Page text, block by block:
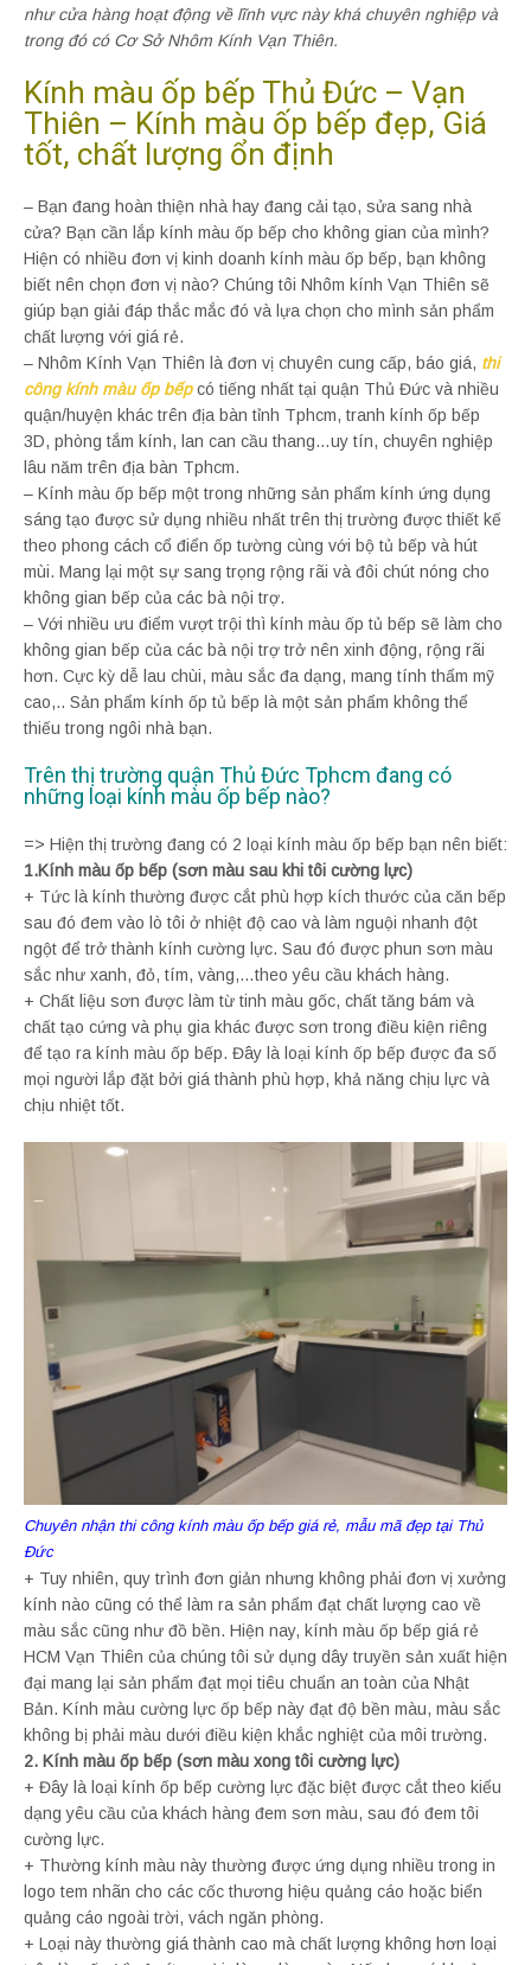
như cửa hàng hoạt động về lĩnh vực này khá chuyên nghiệp và
trong đó có Cơ Sở Nhôm Kính Vạn Thiên.
Kính màu ốp bếp Thủ Đức – Vạn
Thiên – Kính màu ốp bếp đẹp, Giá
tốt, chất lượng ổn định
– Bạn đang hoàn thiện nhà hay đang cải tạo, sửa sang nhà
cửa? Bạn cần lắp kính màu ốp bếp cho không gian của mình?
Hiện có nhiều đơn vị kinh doanh kính màu ốp bếp, bạn không
biết nên chọn đơn vị nào? Chúng tôi Nhôm kính Vạn Thiên sẽ
giúp bạn giải đáp thắc mắc đó và lựa chọn cho mình sản phẩm
chất lượng với giá rẻ.
– Nhôm Kính Vạn Thiên là đơn vị chuyên cung cấp, báo giá, thi
công kính màu ốp bếpcó tiếng nhất tại quận Thủ Đức và nhiều
quận/huyện khác trên địa bàn tỉnh Tphcm, tranh kính ốp bếp
3D, phòng tắm kính, lan can cầu thang…uy tín, chuyên nghiệp
lâu năm trên địa bàn Tphcm.
– Kính màu ốp bếp một trong những sản phẩm kính ứng dụng
sáng tạo được sử dụng nhiều nhất trên thị trường được thiết kế
theo phong cách cổ điển ốp tường cùng với bộ tủ bếp và hút
mùi. Mang lại một sự sang trọng rộng rãi và đôi chút nóng cho
không gian bếp của các bà nội trợ.
– Với nhiều ưu điểm vượt trội thì kính màu ốp tủ bếp sẽ làm cho
không gian bếp của các bà nội trợ trở nên xinh động, rộng rãi
hơn. Cực kỳ dễ lau chùi, màu sắc đa dạng, mang tính thẩm mỹ
cao,.. Sản phẩm kính ốp tủ bếp là một sản phẩm không thể
thiếu trong ngôi nhà bạn.
Trên thị trường quận Thủ Đức Tphcm đang có
những loại kính màu ốp bếp nào?
=> Hiện thị trường đang có 2 loại kính màu ốp bếp bạn nên biết:
1.Kính màu ốp bếp (sơn màu sau khi tôi cường lực)
+ Tức là kính thường được cắt phù hợp kích thước của căn bếp
sau đó đem vào lò tôi ở nhiệt độ cao và làm nguội nhanh đột
ngột để trở thành kính cường lực. Sau đó được phun sơn màu
sắc như xanh, đỏ, tím, vàng,…theo yêu cầu khách hàng.
+ Chất liệu sơn được làm từ tinh màu gốc, chất tăng bám và
chất tạo cứng và phụ gia khác được sơn trong điều kiện riêng
để tạo ra kính màu ốp bếp. Đây là loại kính ốp bếp được đa số
mọi người lắp đặt bởi giá thành phù hợp, khả năng chịu lực và
chịu nhiệt tốt.
Chuyên nhận thi công kính màu ốp bếp giá rẻ, mẫu mã đẹp tại Thủ
Đức
+ Tuy nhiên, quy trình đơn giản nhưng không phải đơn vị xưởng
kính nào cũng có thể làm ra sản phẩm đạt chất lượng cao về
màu sắc cũng như đồ bền. Hiện nay, kính màu ốp bếp giá rẻ
HCM Vạn Thiên của chúng tôi sử dụng dây truyền sản xuất hiện
đại mang lại sản phẩm đạt mọi tiêu chuẩn an toàn của Nhật
Bản. Kính màu cường lực ốp bếp này đạt độ bền màu, màu sắc
không bị phải màu dưới điều kiện khắc nghiệt của môi trường.
2. Kính màu ốp bếp (sơn màu xong tôi cường lực)
+ Đây là loại kính ốp bếp cường lực đặc biệt được cắt theo kiểu
dạng yêu cầu của khách hàng đem sơn màu, sau đó đem tôi
cường lực.
+ Thường kính màu này thường được ứng dụng nhiều trong in
logo tem nhãn cho các cốc thương hiệu quảng cáo hoặc biển
quảng cáo ngoài trời, vách ngăn phòng.
+ Loại này thường giá thành cao mà chất lượng không hơn loại